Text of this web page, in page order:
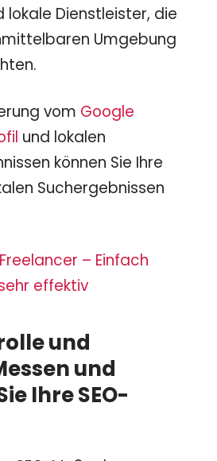
lokale Dienstleister, die
Umgebung
vom Google
und lokalen
können Sie Ihre
Suchergebnissen
– Einfach
effektiv
und
und
Ihre SEO-